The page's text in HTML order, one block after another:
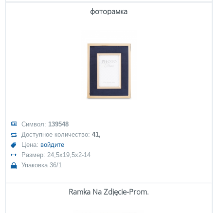
фоторамка
Символ: 139548
Доступное количество:41,
Цена: войдите
Размер: 24,5x19,5x2-14
Упаковка 36/1
Ramka Na Zdjęcie-Prom.